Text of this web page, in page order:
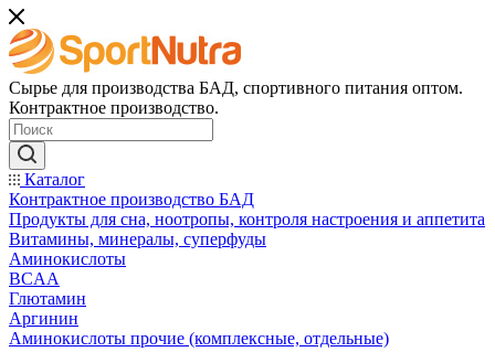
Сырье для производства БАД, спортивного питания оптом.
Контрактное производство.
Каталог
Контрактное производство БАД
Продукты для сна, ноотропы, контроля настроения и аппетита
Витамины, минералы, суперфуды
Аминокислоты
BCAA
Глютамин
Аргинин
Аминокислоты прочие (комплексные, отдельные)